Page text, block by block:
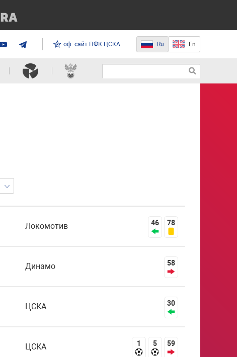
оф. сайт ПФК ЦСКА Ru En
Локомотив 46 78
Динамо 58
ЦСКА 30
ЦСКА 1 5 59